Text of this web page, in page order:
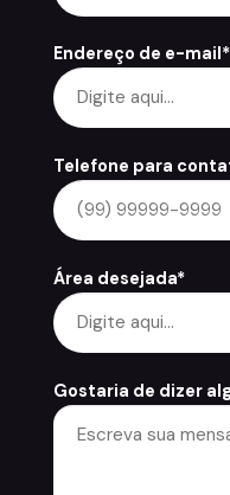
Endereço de e-mail*
Telefone para
Área desejada*
Gostaria de dizer